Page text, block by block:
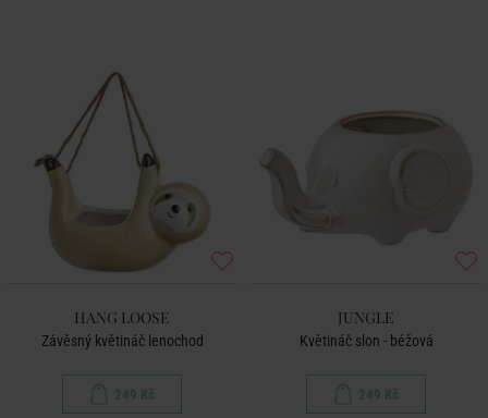
HANG LOOSE
Závěsný květináč lenochod
249 Kč
JUNGLE
Květináč slon - béžová
249 Kč